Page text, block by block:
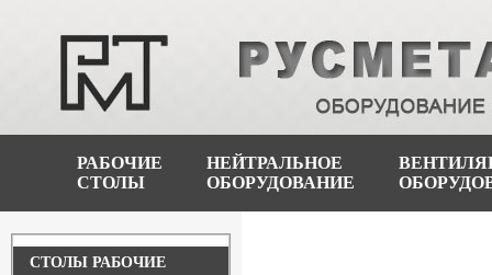
РАБОЧИЕ
СТОЛЫ
НЕЙТРАЛЬНОЕ
ОБОРУДОВАНИЕ
СТОЛЫ РАБОЧИЕ